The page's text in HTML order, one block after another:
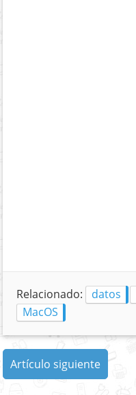
Relacionado: datos
MacOS
Artículo siguiente